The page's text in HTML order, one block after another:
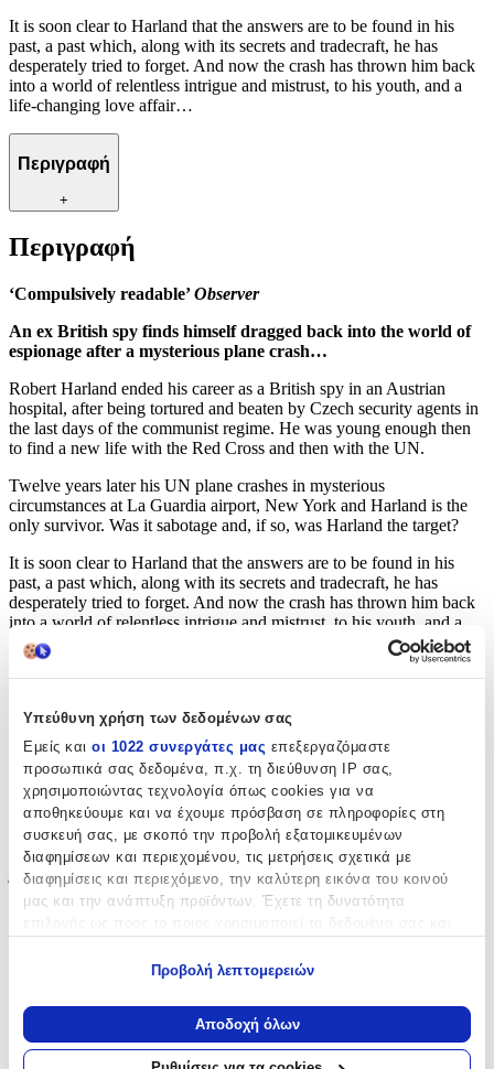
Υπεύθυνη χρήση των δεδομένων σας
Εμείς και οι 1022 συνεργάτες μας επεξεργαζόμαστε
προσωπικά σας δεδομένα, π.χ. τη διεύθυνση IP σας,
χρησιμοποιώντας τεχνολογία όπως cookies για να
αποθηκεύουμε και να έχουμε πρόσβαση σε πληροφορίες στη
συσκευή σας, με σκοπό την προβολή εξατομικευμένων
διαφημίσεων και περιεχομένου, τις μετρήσεις σχετικά με
διαφημίσεις και περιεχόμενο, την καλύτερη εικόνα του κοινού
μας και την ανάπτυξη προϊόντων. Έχετε τη δυνατότητα
Να συλλέξουμε πληροφορίες σχετικά με τη γεωγραφική
σας τοποθεσία, οι οποίες μπορεί να είναι ακριβείς σε
απόσταση μερικών μέτρων
Προβολή λεπτομερειών
Αποδοχή όλων
It is soon clear to Harland that the answers are to be found in his
past, a past which, along with its secrets and tradecraft, he has
desperately tried to forget. And now the crash has thrown him back
into a world of relentless intrigue and mistrust, to his youth, and a
life-changing love affair…
Περιγραφή
+
Περιγραφή
‘Compulsively readable’Observer
An ex British spy finds himself dragged back into the world of
espionage after a mysterious plane crash…
Robert Harland ended his career as a British spy in an Austrian
hospital, after being tortured and beaten by Czech security agents in
the last days of the communist regime. He was young enough then
to find a new life with the Red Cross and then with the UN.
Twelve years later his UN plane crashes in mysterious
circumstances at La Guardia airport, New York and Harland is the
only survivor. Was it sabotage and, if so, was Harland the target?
It is soon clear to Harland that the answers are to be found in his
past, a past which, along with its secrets and tradecraft, he has
desperately tried to forget. And now the crash has thrown him back
into a world of relentless intrigue and mistrust, to his youth, and a
life-changing love affair…
Henry Porter
Εκδότης:
Quercus Publishing
Έτος Έκδοσης:
Διαστάσεις